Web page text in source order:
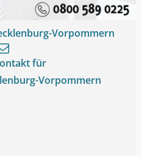
Vorpommern
für
Vorpommern